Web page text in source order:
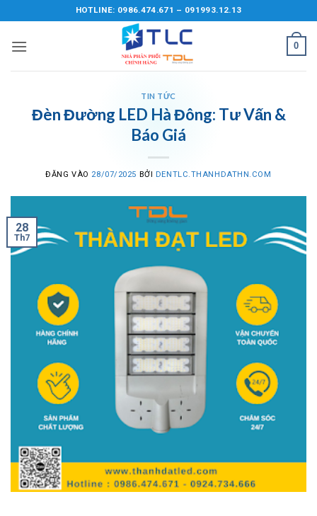
qua
nội
HOTLINE: 0986.474.671 – 091993.12.13
0
TIN TỨC
Đèn Đường LED Hà Đông: Tư Vấn &
Báo Giá
ĐĂNG VÀO 28/07/2025 BỞI DENTLC.THANHDATHN.COM
28
Th7